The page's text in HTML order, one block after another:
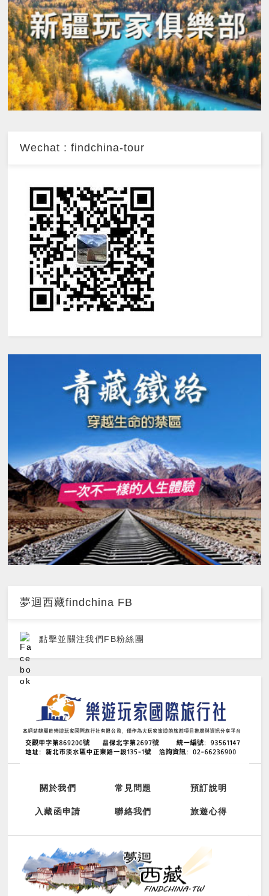
Wechat : findchina-tour
夢迴西藏findchina FB
點擊並關注我們FB粉絲團
關於我們 常見問題 預訂說明
入藏函申請 聯絡我們 旅遊心得